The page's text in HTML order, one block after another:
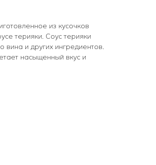
из кусочков
терияки. Соус терияки
вина и других ингредиентов.
насыщенный вкус и